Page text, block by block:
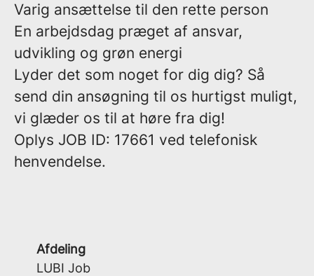
Varig ansættelse til den rette person
En arbejdsdag præget af ansvar,
udvikling og grøn energi
Lyder det som noget for dig dig? Så
send din ansøgning til os hurtigst muligt,
vi glæder os til at høre fra dig!
Oplys JOB ID: 17661 ved telefonisk
henvendelse.
Afdeling
LUBI Job